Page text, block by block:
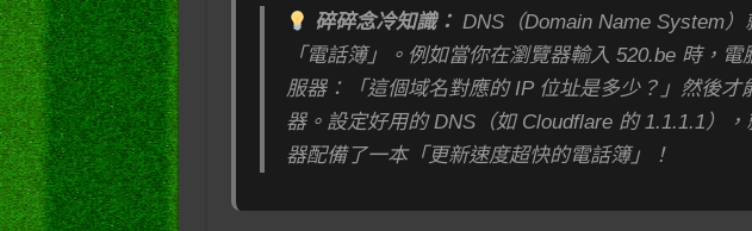
碎碎念冷知識： DNS（Domain Name System
「電話簿」。例如當你在瀏覽器輸入 520.be 時，
服器：「這個域名對應的 IP 位址是多少？」然後才
器。設定好用的 DNS（如 Cloudflare 的 1.1.1.1）
器配備了一本「更新速度超快的電話簿」！